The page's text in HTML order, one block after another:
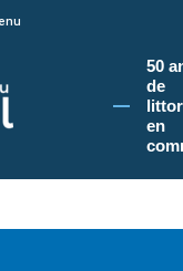
du littoral, vous
50
de
en